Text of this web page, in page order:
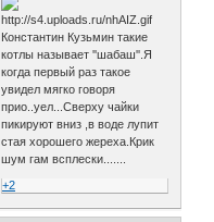
Константин Кузьмин такие
котлы называет ''шабаш''.Я
когда первый раз такое
увидел мягко говоря
прио..уел...Сверху чайки
пикируют вниз ,в воде лупит
стая хорошего жереха.Крик
шум гам всплески.......
+2